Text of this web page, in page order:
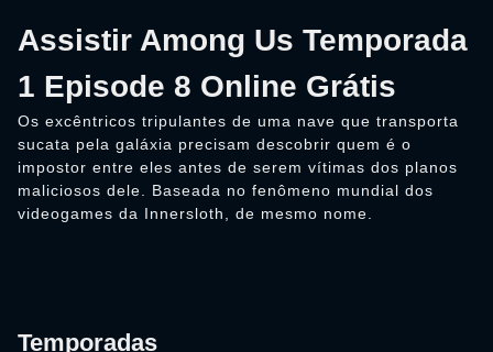
Assistir Among Us Temporada
1 Episode 8 Online Grátis
Os excêntricos tripulantes de uma nave que transporta
sucata pela galáxia precisam descobrir quem é o
impostor entre eles antes de serem vítimas dos planos
maliciosos dele. Baseada no fenômeno mundial dos
videogames da Innersloth, de mesmo nome.
Temporadas